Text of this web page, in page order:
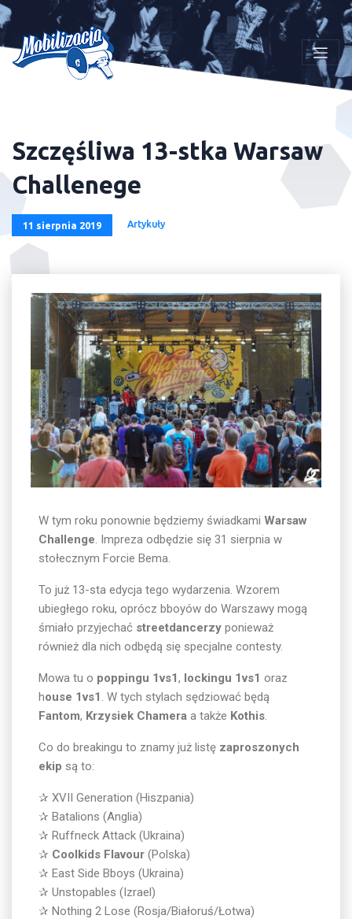
Szczęśliwa 13-stka Warsaw
Challenege
11 sierpnia 2019 Artykuły
W tym roku ponownie będziemy świadkami Warsaw
Challenge . Impreza odbędzie się 31 sierpnia w
stołecznym Forcie Bema.
To już 13-sta edycja tego wydarzenia. Wzorem
ubiegłego roku, oprócz bboyów do Warszawy mogą
śmiało przyjechać streetdancerzy ponieważ
również dla nich odbędą się specjalne contesty.
Mowa tu o poppingu 1vs1, lockingu 1vs1 oraz
house 1vs1 . W tych stylach sędziować będą
Fantom, Krzysiek Chamera a także Kothis
Co do breakingu to znamy już listę zaproszonych
ekip są to:
✰ XVII Generation (Hiszpania)
✰ Batalions (Anglia)
✰ Ruffneck Attack (Ukraina)
✰ Coolkids Flavour (Polska)
✰ East Side Bboys (Ukraina)
✰ Unstopables (Izrael)
✰ Nothing 2 Lose (Rosja/Białoruś/Łotwa)